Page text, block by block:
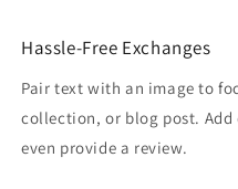
Hassle-Free Exchanges
Pair text with an image to
collection, or blog post.
even provide a review.